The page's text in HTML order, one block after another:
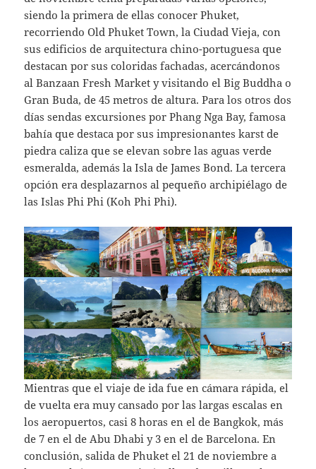
siendo la primera de ellas conocer Phuket,
recorriendo Old Phuket Town, la Ciudad Vieja, con
sus edificios de arquitectura chino-portuguesa que
destacan por sus coloridas fachadas, acercándonos
al Banzaan Fresh Market y visitando el Big Buddha o
Gran Buda, de 45 metros de altura. Para los otros dos
días sendas excursiones por Phang Nga Bay, famosa
bahía que destaca por sus impresionantes karst de
piedra caliza que se elevan sobre las aguas verde
esmeralda, además la Isla de James Bond. La tercera
opción era desplazarnos al pequeño archipiélago de
las Islas Phi Phi (Koh Phi Phi).
Mientras que el viaje de ida fue en cámara rápida, el
de vuelta era muy cansado por las largas escalas en
los aeropuertos, casi 8 horas en el de Bangkok, más
de 7 en el de Abu Dhabi y 3 en el de Barcelona. En
conclusión, salida de Phuket el 21 de noviembre a